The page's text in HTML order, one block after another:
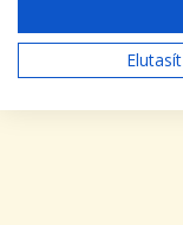
Elutasít